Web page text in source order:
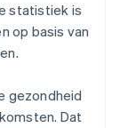
statistiek is
op basis van
gezondheid
Dat